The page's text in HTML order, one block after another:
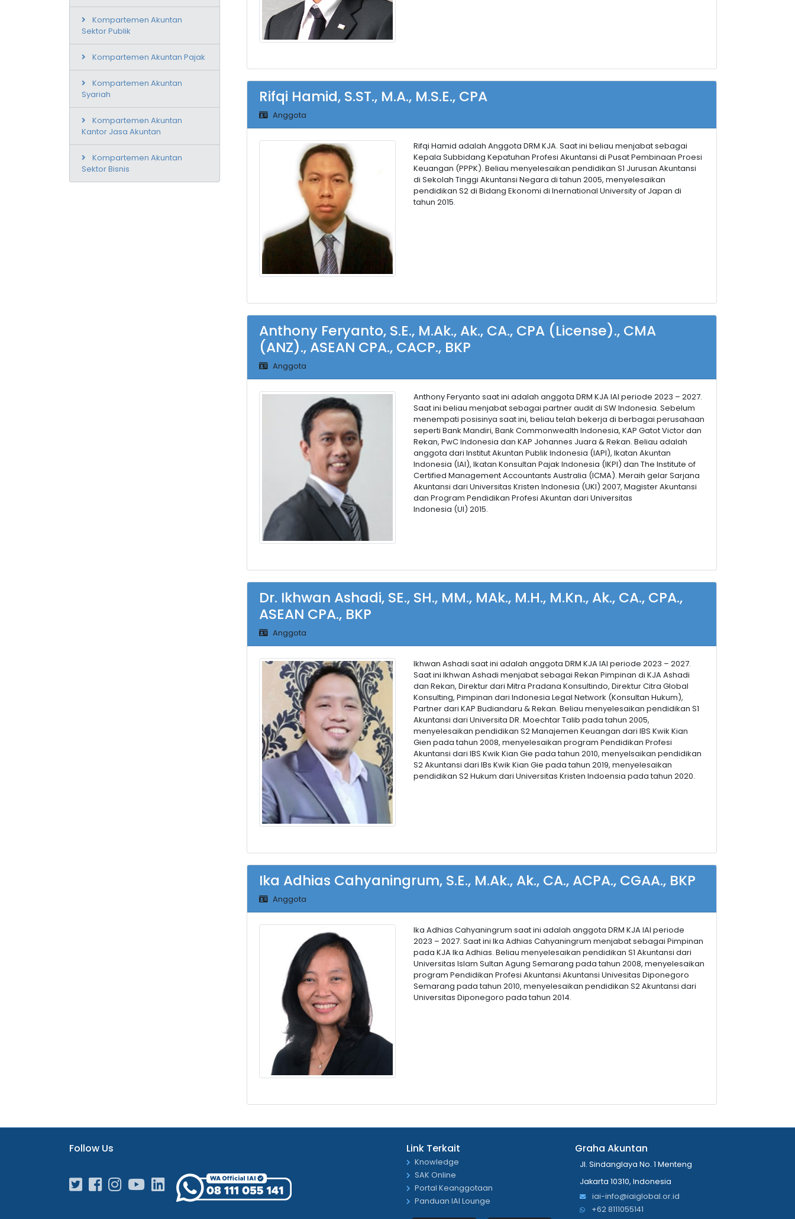
Kompartemen Akuntan
Sektor Publik
Kompartemen Akuntan Pajak
Kompartemen Akuntan
Syariah
Kompartemen Akuntan
Kantor Jasa Akuntan
Kompartemen Akuntan
Sektor Bisnis
Rifqi Hamid, S.ST., M.A., M.S.E., CPA
Anggota
Rifqi Hamid adalah Anggota DRM KJA. Saat ini beliau menjabat sebagai
Kepala Subbidang Kepatuhan Profesi Akuntansi di Pusat Pembinaan Proesi
Keuangan (PPPK). Beliau menyelesaikan pendidikan S1 Jurusan Akuntansi
di Sekolah Tinggi Akuntansi Negara di tahun 2005, menyelesaikan
pendidikan S2 di Bidang Ekonomi di Inernational University of Japan di
tahun 2015.
Anthony Feryanto, S.E., M.Ak., Ak., CA., CPA (License)., CMA
(ANZ)., ASEAN CPA., CACP., BKP
Anggota
Anthony Feryanto saat ini adalah anggota DRM KJA IAI periode 2023 – 2027.
Saat ini beliau menjabat sebagai partner audit di SW Indonesia. Sebelum
menempati posisinya saat ini, beliau telah bekerja di berbagai perusahaan
seperti Bank Mandiri, Bank Commonwealth Indonesia, KAP Gatot Victor dan
Rekan, PwC Indonesia dan KAP Johannes Juara & Rekan. Beliau adalah
anggota dari Institut Akuntan Publik Indonesia (IAPI), Ikatan Akuntan
Indonesia (IAI), Ikatan Konsultan Pajak Indonesia (IKPI) dan The Institute of
Certified Management Accountants Australia (ICMA). Meraih gelar Sarjana
Akuntansi dari Universitas Kristen Indonesia (UKI) 2007, Magister Akuntansi
dan Program Pendidikan Profesi Akuntan dari Universitas
Indonesia (UI) 2015.
Dr. Ikhwan Ashadi, SE., SH., MM., MAk., M.H., M.Kn., Ak., CA., CPA.,
ASEAN CPA., BKP
Anggota
Ikhwan Ashadi saat ini adalah anggota DRM KJA IAI periode 2023 – 2027.
Saat ini Ikhwan Ashadi menjabat sebagai Rekan Pimpinan di KJA Ashadi
dan Rekan, Direktur dari Mitra Pradana Konsultindo, Direktur Citra Global
Konsulting, Pimpinan dari Indonesia Legal Network (Konsultan Hukum),
Partner dari KAP Budiandaru & Rekan. Beliau menyelesaikan pendidikan S1
Akuntansi dari Universita DR. Moechtar Talib pada tahun 2005,
menyelesaikan pendidikan S2 Manajemen Keuangan dari IBS Kwik Kian
Gien pada tahun 2008, menyelesaikan program Pendidikan Profesi
Akuntansi dari IBS Kwik Kian Gie pada tahun 2010, menyelsaikan pendidikan
S2 Akuntansi dari IBs Kwik Kian Gie pada tahun 2019, menyelesaikan
pendidikan S2 Hukum dari Universitas Kristen Indoensia pada tahun 2020.
Ika Adhias Cahyaningrum, S.E., M.Ak., Ak., CA., ACPA., CGAA., BKP
Anggota
Ika Adhias Cahyaningrum saat ini adalah anggota DRM KJA IAI periode
2023 – 2027. Saat ini Ika Adhias Cahyaningrum menjabat sebagai Pimpinan
pada KJA Ika Adhias. Beliau menyelesaikan pendidikan S1 Akuntansi dari
Universitas Islam Sultan Agung Semarang pada tahun 2008, menyelesaikan
program Pendidikan Profesi Akuntansi Akuntansi Univesitas Diponegoro
Semarang pada tahun 2010, menyelesaikan pendidikan S2 Akuntansi dari
Universitas Diponegoro pada tahun 2014.
Follow Us Link Terkait
Knowledge
SAK Online
Portal Keanggotaan
Panduan IAI Lounge
Graha Akuntan
Jl. Sindanglaya No. 1 Menteng
Jakarta 10310, Indonesia
iai-info@iaiglobal.or.id
+62 8111055141